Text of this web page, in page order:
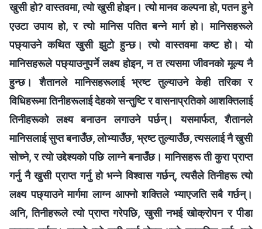
खुसी हो? वास्तवमा, त्यो खुसी होइन। त्यो मानव कल्पना हो, पतन हुने
एउटा उपाय हो, र त्यो मानिस पतित बन्ने मार्ग हो। मानिसहरूले
पछ्याउने कथित खुसी झुटो हुन्छ। त्यो वास्तवमा कष्ट हो। यो
मानिसहरूले पछ्याउनुपर्ने लक्ष्य होइन, न त त्यसमा जीवनको मूल्य नै
हुन्छ। शैतानले मानिसहरूलाई भ्रष्ट तुल्याउने केही तरिका र
विधिहरूमा तिनीहरूलाई देहको सन्तुष्टि र वासनाप्रतिको आशक्तिलाई
तिनीहरूको लक्ष्य बनाउन लगाउने पर्छन्। यसमार्फत, शैतानले
मानिसलाई सुप्त बनाउँछ, लोभ्याउँछ, भ्रष्ट तुल्याउँछ, त्यसलाई नै खुसी
सोच्ने, र त्यो उद्देश्यको पछि लाग्ने बनाउँछ। मानिसहरू ती कुरा प्राप्त
गर्नु नै खुसी प्राप्त गर्नु हो भन्‍ने विश्‍वास गर्छन्, त्यसैले तिनीहरू त्यो
लक्ष्य पछ्याउने मार्गमा लाग्न आफ्नो शक्तिले भ्याएजति सबै गर्छन्।
अनि, तिनीहरूले त्यो प्राप्त गरेपछि, खुसी नभई खोक्रोपन र पीडा